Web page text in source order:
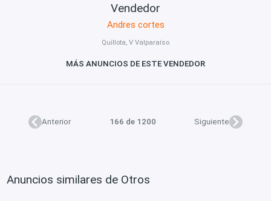
Vendedor
Andres cortes
Quillota, V Valparaíso
MÁS ANUNCIOS DE ESTE VENDEDOR
Anterior 166 de 1200 Siguiente
Anuncios similares de Otros